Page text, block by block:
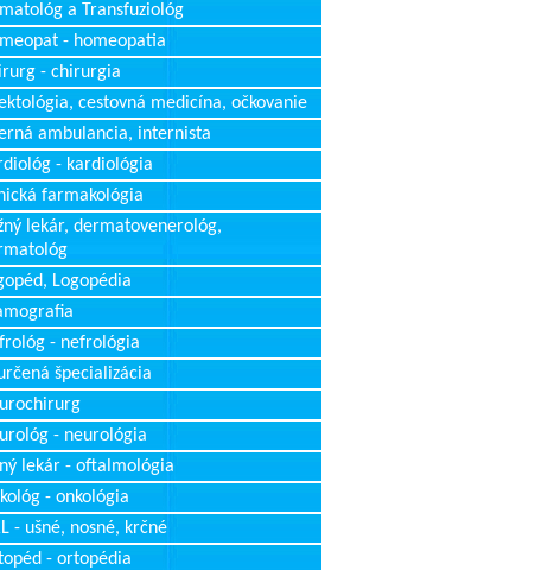
a Transfuziológ
- homeopatia
- chirurgia
cestovná medicína, očkovanie
ambulancia, internista
- kardiológia
farmakológia
lekár, dermatovenerológ,
Logopédia
- nefrológia
špecializácia
- neurológia
lekár - oftalmológia
- onkológia
- ušné, nosné, krčné
- ortopédia